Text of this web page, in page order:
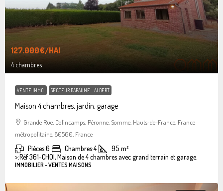
127.000€/HAI
4 chambres
VENTE IMMO SECTEUR BAPAUME - ALBERT
Maison 4 chambres, jardin, garage
Grande Rue, Colincamps, Péronne, Somme, Hauts-de-France, France
métropolitaine, 80560, France
Pièces:6 Chambres:4 95 m²
>:Réf 361-CHOI, Maison de 4 chambres avec grand terrain et garage.
IMMOBILIER - VENTES MAISONS